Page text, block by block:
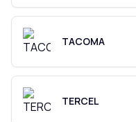
TACOMA
TERCEL